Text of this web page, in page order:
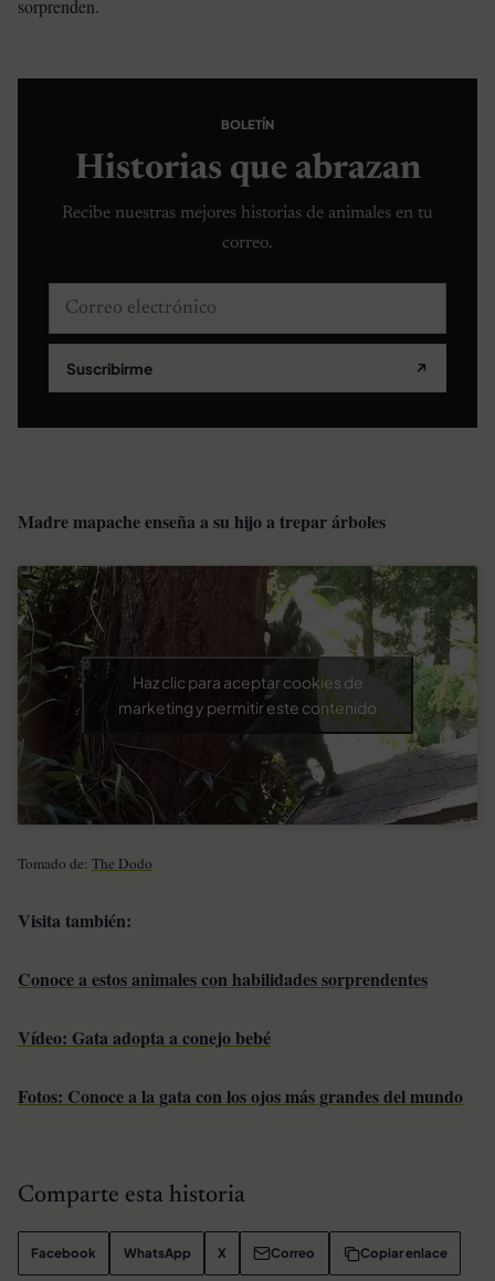
sorprenden.
BOLETÍN
Historias que abrazan
Recibe nuestras mejores historias de animales en tu
correo.
Correo electrónico
Suscribirme ↗
Madre mapache enseña a su hijo a trepar árboles
Haz clic para aceptar cookies de
marketing y permitir este contenido
Tomado de: The Dodo
Visita también:
Conoce a estos animales con habilidades sorprendentes
Vídeo: Gata adopta a conejo bebé
Fotos: Conoce a la gata con los ojos más grandes del mundo
Comparte esta historia
Facebook WhatsApp X Correo Copiar enlace